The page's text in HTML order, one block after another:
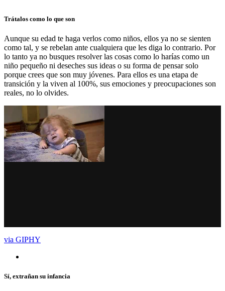
Trátalos como lo que son
Aunque su edad te haga verlos como niños, ellos ya no se sienten
como tal, y se rebelan ante cualquiera que les diga lo contrario. Por
lo tanto ya no busques resolver las cosas como lo harías como un
niño pequeño ni deseches sus ideas o su forma de pensar solo
porque crees que son muy jóvenes. Para ellos es una etapa de
transición y la viven al 100%, sus emociones y preocupaciones son
reales, no lo olvides.
via GIPHY
Sí, extrañan su infancia